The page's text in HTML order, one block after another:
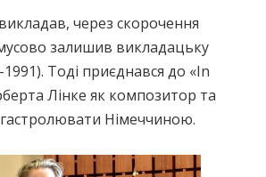
через скорочення
залишив викладацьку
Тоді приєднався до «In
Лінке як композитор та
гастролювати Німеччиною.